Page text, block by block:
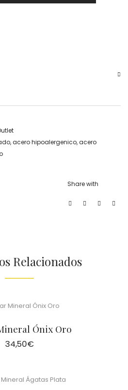
,acero hipoalergenico,acero
Share with
Relacionados
Ónix Oro
34,50€